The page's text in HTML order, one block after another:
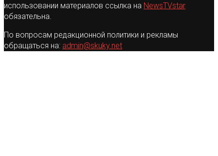
использовании материалов ссылка на NewsTVstar
обязательна.
По вопросам редакционной политики и рекламы
обращаться на: admin@skuky.net